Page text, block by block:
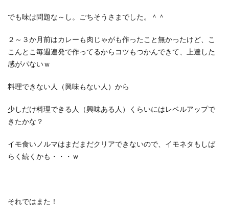
でも味は問題な～し。ごちそうさまでした。＾＾
２～３か月前はカレーも肉じゃがも作ったこと無かったけど、こ
こんとこ毎週連発で作ってるからコツもつかんできて、上達した
感がパないｗ
料理できない人（興味もない人）から
少しだけ料理できる人（興味ある人）くらいにはレベルアップで
きたかな？
イモ食いノルマはまだまだクリアできないので、イモネタもしば
らく続くかも・・・ｗ
それではまた！